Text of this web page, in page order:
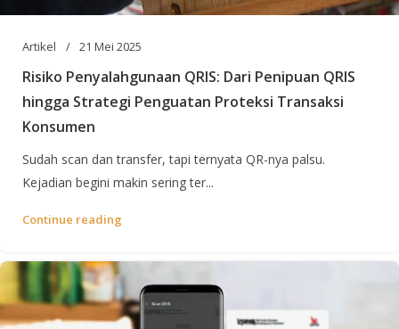
Artikel 21 Mei 2025
Risiko Penyalahgunaan QRIS: Dari Penipuan QRIS
hingga Strategi Penguatan Proteksi Transaksi
Konsumen
Sudah scan dan transfer, tapi ternyata QR-nya palsu.
Kejadian begini makin sering ter...
Continue reading